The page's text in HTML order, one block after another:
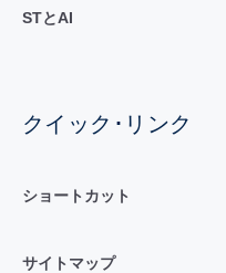
STとAI
クイック･リンク
ショートカット
サイトマップ